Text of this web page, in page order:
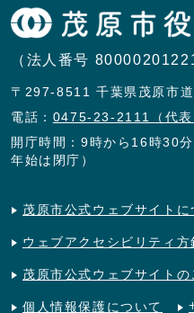
（法人番号
〒297-8511 千葉県茂原市
電話： 0475-23-2111（代表
開庁時間：9時から16時30
年始は閉庁）
茂原市公式ウェブサイトに
ウェブアクセシビリティ方
茂原市公式ウェブサイトの
個人情報保護について